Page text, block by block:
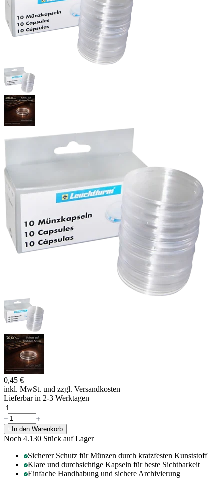
0,45 €
inkl. MwSt. und zzgl. Versandkosten
Lieferbar in 2-3 Werktagen
In den Warenkorb
Noch 4.130 Stück auf Lager
Sicherer Schutz für Münzen durch kratzfesten Kunststoff
Klare und durchsichtige Kapseln für beste Sichtbarkeit
Einfache Handhabung und sichere Archivierung